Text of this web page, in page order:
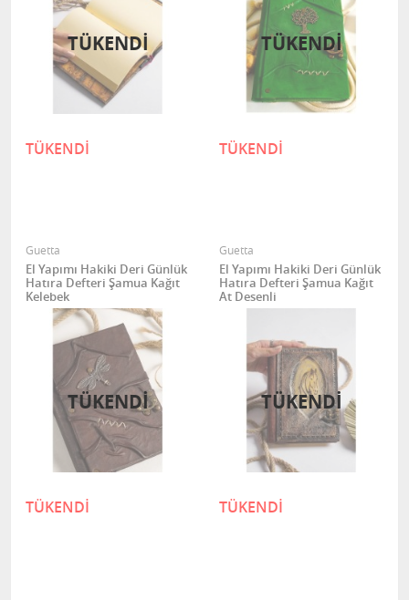
TÜKENDİ
TÜKENDİ
TÜKENDİ
TÜKENDİ
Guetta
El Yapımı Hakiki Deri Günlük
Hatıra Defteri Şamua Kağıt
Kelebek
TÜKENDİ
TÜKENDİ
Guetta
El Yapımı Hakiki Deri Günlük
Hatıra Defteri Şamua Kağıt
At Desenli
TÜKENDİ
TÜKENDİ